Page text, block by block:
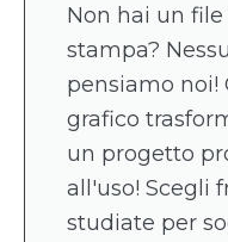
Non hai un
stampa?
pensiamo noi!
grafico
un progetto
all'uso! Scegli
studiate per